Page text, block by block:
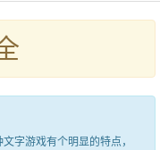
字游戏有个明显的特点，